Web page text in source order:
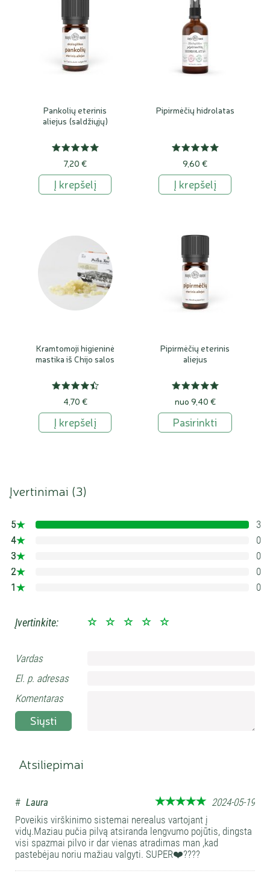
Pankolių eterinis
aliejus (saldžiųjų)
7,20 €
Į krepšelį
Pipirmėčių hidrolatas
9,60 €
Į krepšelį
Kramtomoji higieninė
mastika iš Chijo salos
4,70 €
Į krepšelį
Pipirmėčių eterinis
aliejus
nuo 9,40 €
Pasirinkti
Įvertinimai (3)
5
4
3
2
1
3
0
0
0
0
Įvertinkite:
Vardas
El. p. adresas
Komentaras
Siųsti
Atsiliepimai
# Laura
2024-05-19
Poveikis virškinimo sistemai nerealus vartojant į
vidų.Maziau pučia pilvą atsiranda lengvumo pojūtis, dingsta
visi spazmai pilvo ir dar vienas atradimas man ,kad
pastebėjau noriu mažiau valgyti. SUPER❤️‍????